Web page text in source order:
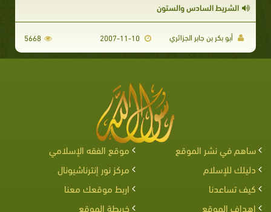
الشريط السادس والستون
أبو بكر بن جابر الجزائري 5668
ساهم في نشر الموقع
موقع الفقه الإسلامي
دليلك للإسلام
مركز نور إنترناشيونال
كيف تساعدنا
اربط موقعك معنا
اهداف الموقع
خريطة الموقع